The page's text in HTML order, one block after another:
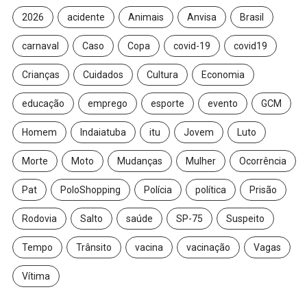
2026 acidente Animais Anvisa Brasil
carnaval Caso Copa covid-19 covid19
Crianças Cuidados Cultura Economia
educação emprego esporte evento GCM
Homem Indaiatuba itu Jovem Luto
Morte Moto Mudanças Mulher Ocorrência
Pat PoloShopping Polícia política Prisão
Rodovia Salto saúde SP-75 Suspeito
Tempo Trânsito vacina vacinação Vagas
Vítima